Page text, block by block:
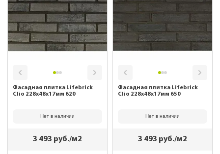
Фасадная плитка Lifebrick
Clio 228х48х17мм 620
Нет в наличии
3 493 руб./м2
Фасадная плитка Lifebrick
Clio 228х48х17мм 650
Нет в наличии
3 493 руб./м2